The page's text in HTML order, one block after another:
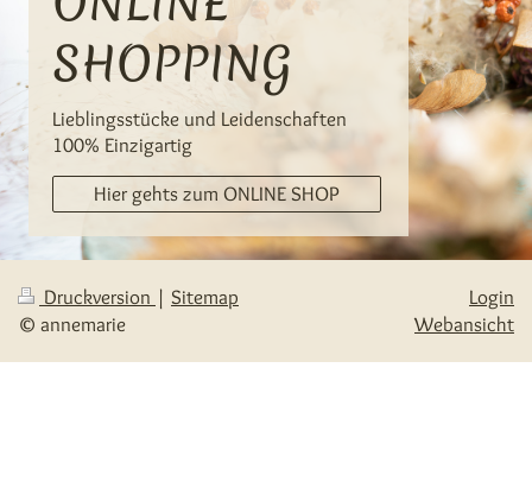
SHOPPING
Lieblingsstücke und Leidenschaften
100% Einzigartig
Hier gehts zum ONLINE SHOP
Druckversion | Sitemap
© annemarie
Login
Webansicht